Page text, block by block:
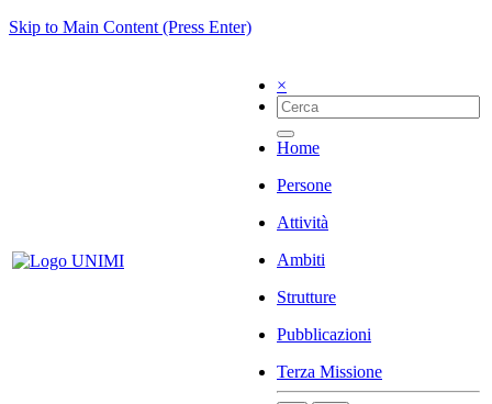
Skip to Main Content (Press Enter)
×
Home
Persone
Attività
Ambiti
Strutture
Pubblicazioni
Terza Missione